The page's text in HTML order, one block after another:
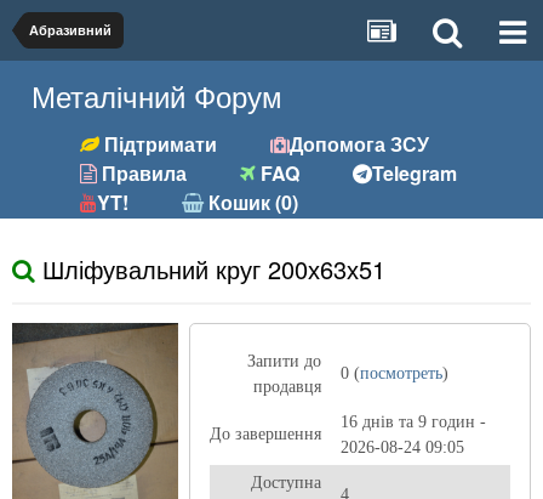
Абразивний
Металічний Форум
Підтримати
Допомога ЗСУ
Правила
FAQ
Telegram
YT!
Кошик (0)
Шліфувальний круг 200х63х51
Запити до
продавця
0 (посмотреть)
До завершення
16 днів та 9 годин -
2026-08-24 09:05
Доступна
4